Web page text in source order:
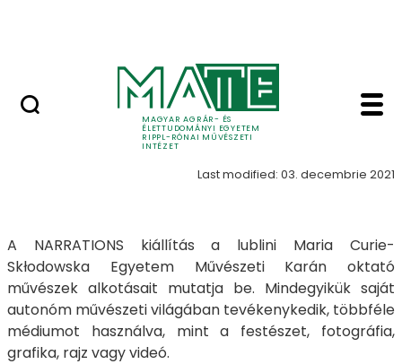
MAGYAR AGRÁR- ÉS
ÉLETTUDOMÁNYI EGYETEM
RIPPL-RÓNAI MŰVÉSZETI
INTÉZET
Történetek galéria -
Történetek
Last modified: 03. decembrie 2021
A NARRATIONS kiállítás a lublini Maria Curie-
Skłodowska Egyetem Művészeti Karán oktató
művészek alkotásait mutatja be. Mindegyikük saját
autonóm művészeti világában tevékenykedik, többféle
médiumot használva, mint a festészet, fotográfia,
grafika, rajz vagy videó.